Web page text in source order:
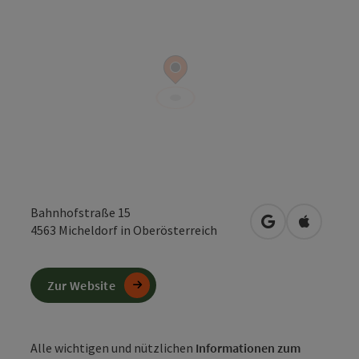
Bahnhofstraße 15
4563 Micheldorf in Oberösterreich in Googlein Apple
Alle wichtigen und nützlichen Informationen zum
Zur Website